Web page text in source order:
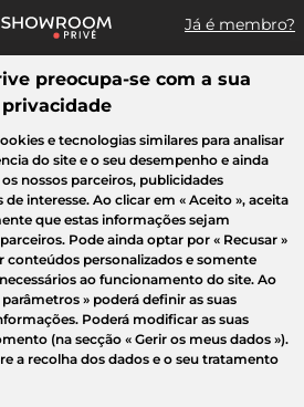
Já é membro?
um artigo, uma venda...
Desporto Casa Criança Beleza
preocupa-se com a sua
privacidade
e tecnologias similares para analisar
do site e o seu desempenho e ainda
nossos parceiros, publicidades
de interesse. Ao clicar em « Aceito », aceita
que estas informações sejam
Pode ainda optar por « Recusar »
conteúdos personalizados e somente
ao funcionamento do site. Ao
» poderá definir as suas
Poderá modificar as suas
(na secção « Gerir os meus dados »).
a recolha dos dados e o seu tratamento